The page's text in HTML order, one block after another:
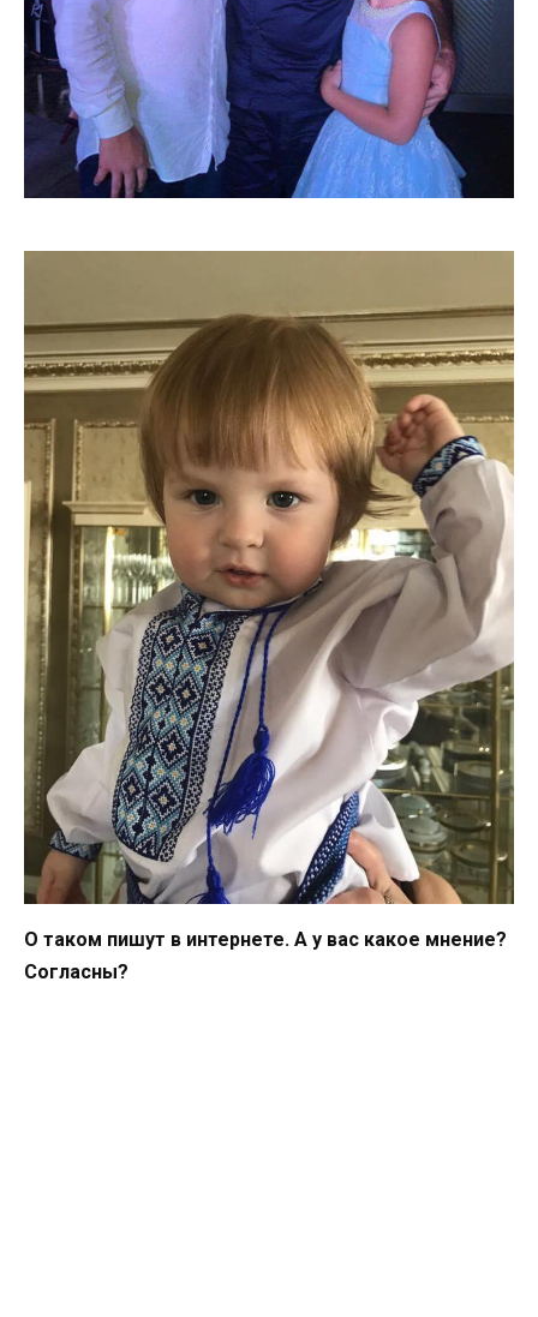
О таком пишут в интернете. А у вас какое мнение?
Согласны?